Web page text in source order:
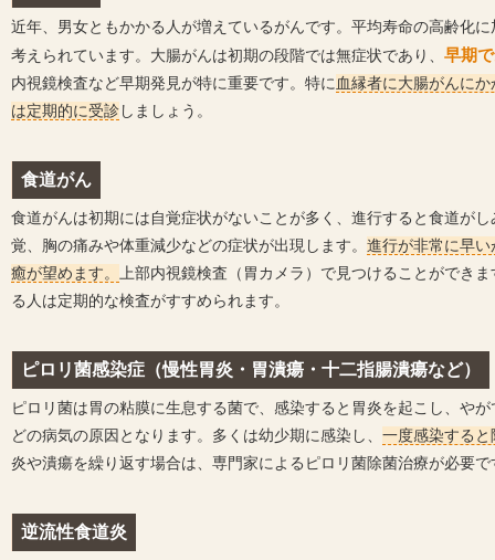
近年、男女ともかかる人が増えているがんです。平均寿命の高齢化
考えられています。大腸がんは初期の段階では無症状であり、 早期
内視鏡検査など早期発見が特に重要です。特に血縁者に大腸がんに
は定期的に受診しましょう。
食道がん
食道がんは初期には自覚症状がないことが多く、進行すると食道が
覚、胸の痛みや体重減少などの症状が出現します。 進行が非常に早
癒が望めます。 上部内視鏡検査（胃カメラ）で見つけることができ
る人は定期的な検査がすすめられます。
ピロリ菌感染症（慢性胃炎・胃潰瘍・十二指腸潰瘍など）
ピロリ菌は胃の粘膜に生息する菌で、感染すると胃炎を起こし、や
どの病気の原因となります。多くは幼少期に感染し、 一度感染する
炎や潰瘍を繰り返す場合は、専門家によるピロリ菌除菌治療が必要で
逆流性食道炎